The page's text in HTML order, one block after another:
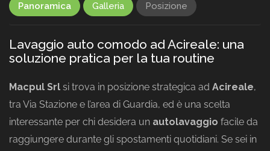
Panoramica Galleria Posizione
Lavaggio auto comodo ad Acireale: una
soluzione pratica per la tua routine
Macpul Srl si trova in posizione strategica ad Acireale,
tra Via Stazione e l’area di Guardia, ed è una scelta
interessante per chi desidera un autolavaggio facile da
raggiungere durante gli spostamenti quotidiani. Se sei in